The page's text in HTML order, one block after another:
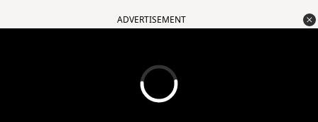
ADVERTISEMENT